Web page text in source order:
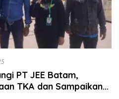
PT JEE Batam,
TKA dan Sampaikan